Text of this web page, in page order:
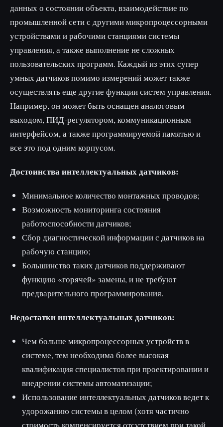
данных о состоянии объекта, взаимодействие по
промышленной сети с другими микропроцессорными
устройствами и рабочими станциями системы
управления, а также выполнение не сложных
пользовательских программ. Каждый из этих супер
умных датчиков помимо измерений может также
осуществлять еще другие функции систем управления.
Например, он может быть оснащен аналоговым
выходом, ПИД-регулятором, коммуникационным
интерфейсом, а также программируемой памятью и
все это под одним корпусом.
Достоинства интеллектуальных датчиков:
Минимальное количество монтажных проводов;
Возможность мониторинга состояния
работоспособности датчиков;
Сбор диагностической информации с датчиков на
рабочую станцию;
Большинство таких датчиков поддерживают
функцию «горячей» замены, и не требуют
предварительного программирования.
Недостатки интеллектуальных датчиков:
Чем больше микропроцессорных устройств в
системе, тем необходима более высокая
квалификация специалистов при проектировании и
внедрении системы автоматизации;
Использование интеллектуальных датчиков ведет к
удорожанию системы в целом (хотя частично